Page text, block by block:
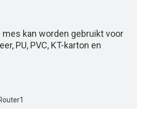
kan worden gebruikt voor
PU, ​​PVC, KT-karton en